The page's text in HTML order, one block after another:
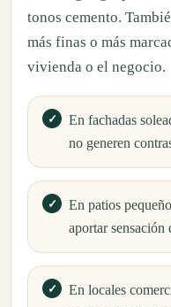
tonos cemento.
más finas o más
vivienda o el negocio.
En fachadas
no generen
En patios
aportar sensación
En locales